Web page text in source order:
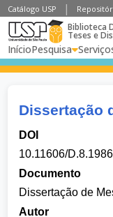
Catálogo USP
Biblioteca
Teses e
InícioPesquisa
Dissertação
DOI
10.11606/
Documento
Dissertação de
Autor